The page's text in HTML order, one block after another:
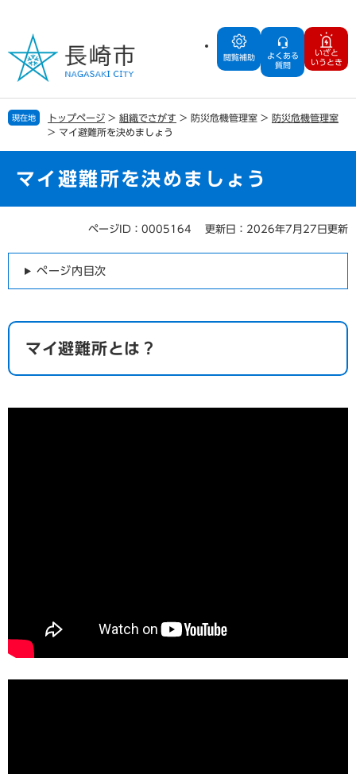
の
で
す
ー
ば
し
閲覧補助
よくある
質問
いざと
いうとき
現在地 トップページ > 組織でさがす > 防災危機管理室 > 防災危機管理室
> マイ避難所を決めましょう
マイ避難所を決めましょう
ページID：0005164 更新日：2026年7月27日更新
ページ内目次
マイ避難所とは？